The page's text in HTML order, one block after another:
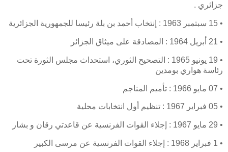
جزائري .
• 15 سبتمبر 1963 : إنتخاب أحمد بن بلة رئيسا للجمهورية الجزائرية
• 21 أبريل 1964 : المصادقة على ميثاق الجزائر
• 19 يونيو 1965 : التصحيح الثوري، استحداث مجلس الثورة تحت
رئاسة هواري بومدين
• 07 مايو 1966 : تأميم المناجم
• 05 فبراير 1967 : تنظيم أول انتخابات محلية
• 29 مايو 1967 : إجلاء القوات الفرنسية عن قاعدتي رقان و بشار
• 1 فبراير 1968 : إجلاء القوات الفرنسية عن مرسى الكبير